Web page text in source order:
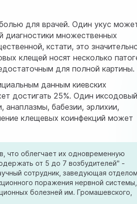
для врачей. Один укус
диагностики множественных
кстати, это
клещей носят несколько
для полной картины.
данным киевских
достигать 25%. Один иксодовый
бабезии, эрлихии,
клещевых коинфекций может
что облегчает их одновременную
от 5 до 7 возбудителей" -
сотрудник, заведующая отделом
поражения нервной системы,
болезней им. Громашевского,